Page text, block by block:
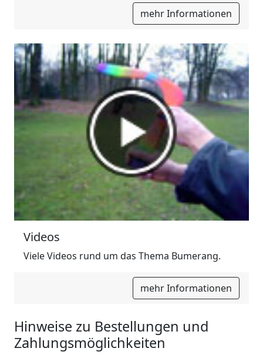
mehr Informationen
Videos
Viele Videos rund um das Thema Bumerang.
mehr Informationen
Hinweise zu Bestellungen und
Zahlungsmöglichkeiten